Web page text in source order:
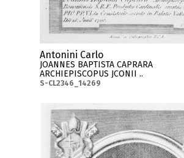
Antonini Carlo
JOANNES BAPTISTA CAPRARA
ARCHIEPISCOPUS JCONII ..
S-CL2346_14269